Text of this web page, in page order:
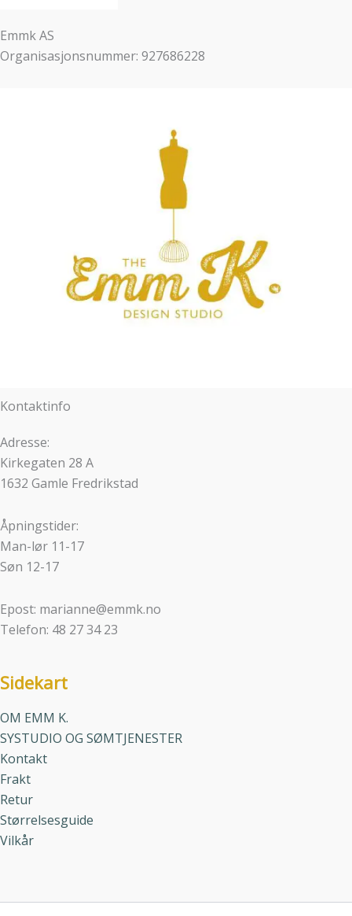
Emmk AS
Organisasjonsnummer: 927686228
Kontaktinfo
Adresse:
Kirkegaten 28 A
1632 Gamle Fredrikstad
Åpningstider:
Man-lør 11-17
Søn 12-17
Epost: marianne@emmk.no
Telefon: 48 27 34 23
Sidekart
OM EMM K.
SYSTUDIO OG SØMTJENESTER
Kontakt
Frakt
Retur
Størrelsesguide
Vilkår